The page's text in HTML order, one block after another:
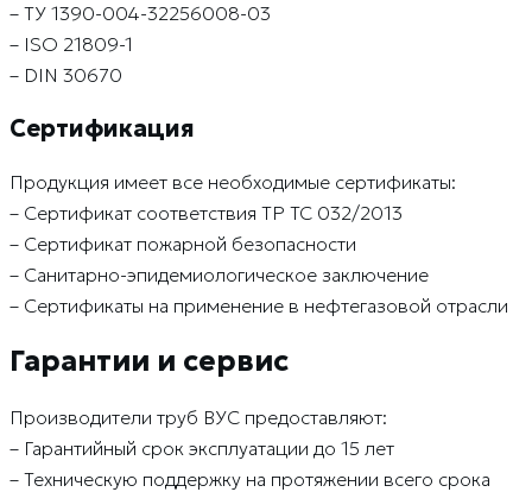
– ТУ 1390-004-32256008-03
– ISO 21809-1
– DIN 30670
Сертификация
Продукция имеет все необходимые сертификаты:
– Сертификат соответствия ТР ТС 032/2013
– Сертификат пожарной безопасности
– Санитарно-эпидемиологическое заключение
– Сертификаты на применение в нефтегазовой отрасли
Гарантии и сервис
Производители труб ВУС предоставляют:
– Гарантийный срок эксплуатации до 15 лет
– Техническую поддержку на протяжении всего срока